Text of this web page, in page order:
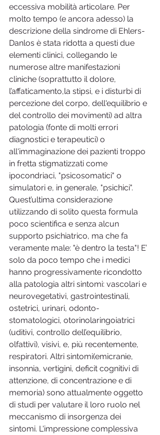
eccessiva mobilità articolare. Per
molto tempo (e ancora adesso) la
descrizione della sindrome di Ehlers-
Danlos è stata ridotta a questi due
elementi clinici, collegando le
numerose altre manifestazioni
cliniche (soprattutto il dolore,
l’affaticamento,la stipsi, e i disturbi di
percezione del corpo, dell'equilibrio e
del controllo dei movimenti) ad altra
patologia (fonte di molti errori
diagnostici e terapeutici) o
all'immaginazione dei pazienti troppo
in fretta stigmatizzati come
ipocondriaci, "psicosomatici" o
simulatori e, in generale, "psichici".
Quest’ultima considerazione
utilizzando di solito questa formula
poco scientifica e senza alcun
supporto psichiatrico, ma che fa
veramente male: "è dentro la testa"! E’
solo da poco tempo che i medici
hanno progressivamente ricondotto
alla patologia altri sintomi: vascolari e
neurovegetativi, gastrointestinali,
ostetrici, urinari, odonto-
stomatologici, otorinolaringoiatrici
(uditivi, controllo dell’equilibrio,
olfattivi), visivi, e, più recentemente,
respiratori. Altri sintomi(emicranie,
insonnia, vertigini, deficit cognitivi di
attenzione, di concentrazione e di
memoria) sono attualmente oggetto
di studi per valutare il loro ruolo nel
meccanismo di insorgenza dei
sintomi. L'impressione complessiva